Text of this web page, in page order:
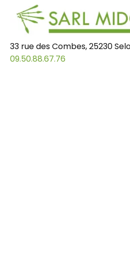
33 rue des Combes, 25230
09.50.88.67.76